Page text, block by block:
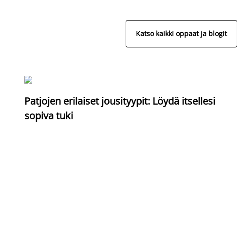
Katso kaikki oppaat ja blogit
Patjojen erilaiset jousityypit: Löydä itsellesi
sopiva tuki